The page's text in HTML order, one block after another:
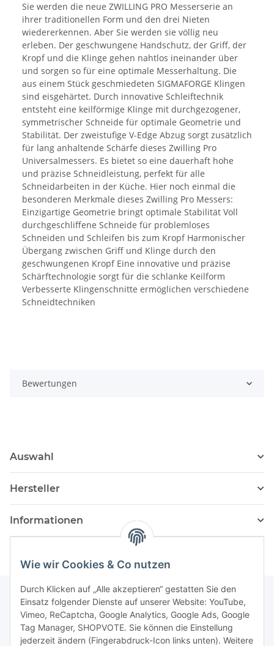
Wie wir Cookies & Co nutzen
Durch Klicken auf „Alle akzeptieren“ gestatten Sie den
Einsatz folgender Dienste auf unserer Website: YouTube,
Vimeo, ReCaptcha, Google Analytics, Google Ads, Google
Tag Manager, SHOPVOTE. Sie können die Einstellung
jederzeit ändern (Fingerabdruck-Icon links unten). Weitere
Sie werden die neue ZWILLING PRO Messerserie an
ihrer traditionellen Form und den drei Nieten
wiedererkennen. Aber Sie werden sie völlig neu
erleben. Der geschwungene Handschutz, der Griff, der
Kropf und die Klinge gehen nahtlos ineinander über
und sorgen so für eine optimale Messerhaltung. Die
aus einem Stück geschmiedeten SIGMAFORGE Klingen
sind eisgehärtet. Durch innovative Schleiftechnik
entsteht eine keilförmige Klinge mit durchgezogener,
symmetrischer Schneide für optimale Geometrie und
Stabilität. Der zweistufige V-Edge Abzug sorgt zusätzlich
für lang anhaltende Schärfe dieses Zwilling Pro
Universalmessers. Es bietet so eine dauerhaft hohe
und präzise Schneidleistung, perfekt für alle
Schneidarbeiten in der Küche. Hier noch einmal die
besonderen Merkmale dieses Zwilling Pro Messers:
Einzigartige Geometrie bringt optimale Stabilität Voll
durchgeschliffene Schneide für problemloses
Schneiden und Schleifen bis zum Kropf Harmonischer
Übergang zwischen Griff und Klinge durch den
geschwungenen Kropf Eine innovative und präzise
Schärftechnologie sorgt für die schlanke Keilform
Verbesserte Klingenschnitte ermöglichen verschiedene
Schneidtechniken
Bewertungen
Auswahl
Hersteller
Informationen
Newsletter Abonnieren